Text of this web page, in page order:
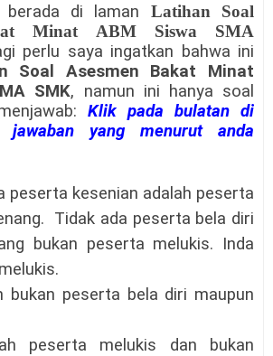
di laman Latihan Soal
Minat ABM Siswa SMA
perlu saya ingatkan bahwa ini
Soal Asesmen Bakat Minat
SMK, namun ini hanya soal
Klik pada bulatan di
jawaban yang menurut anda
peserta kesenian adalah peserta
Tidak ada peserta bela diri
bukan peserta melukis. Inda
bukan peserta bela diri maupun
peserta melukis dan bukan